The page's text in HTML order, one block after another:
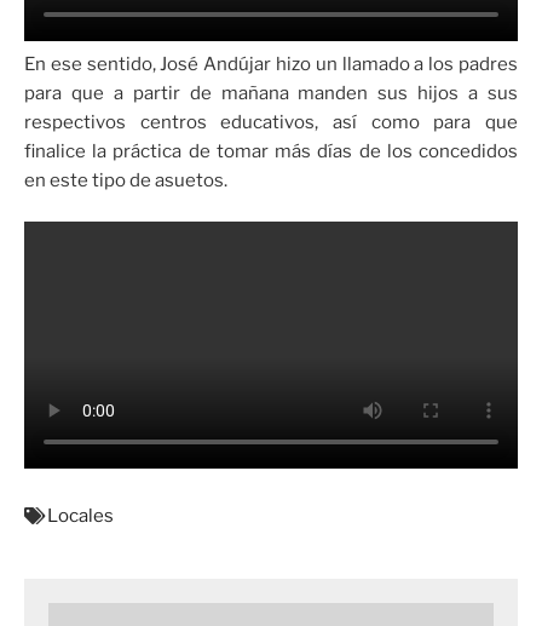
En ese sentido, José Andújar hizo un llamado a los padres
para que a partir de mañana manden sus hijos a sus
respectivos centros educativos, así como para que
finalice la práctica de tomar más días de los concedidos
en este tipo de asuetos.
Locales